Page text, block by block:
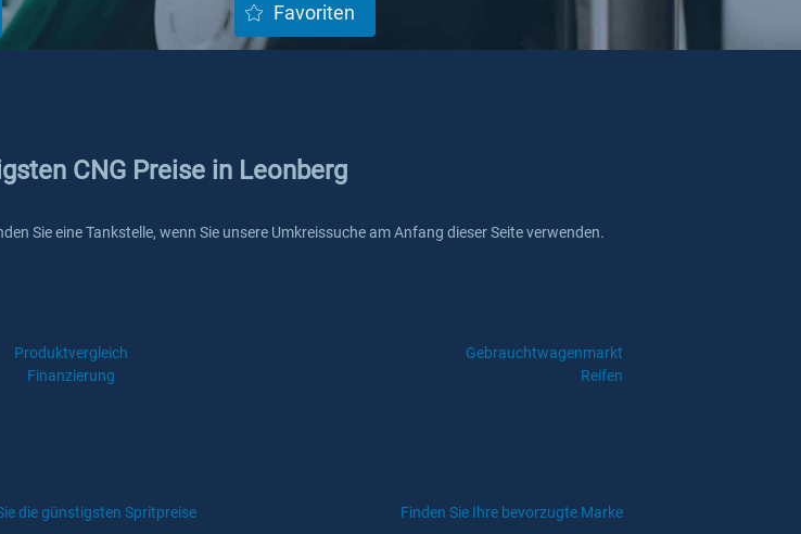
Favoriten
CNG Preise in Leonberg
Sie eine Tankstelle, wenn Sie unsere Umkreissuche am Anfang dieser Seite verwenden.
Produktvergleich
Gebrauchtwagenmarkt
Finanzierung
Reifen
die günstigsten Spritpreise Finden Sie Ihre bevorzugte Marke